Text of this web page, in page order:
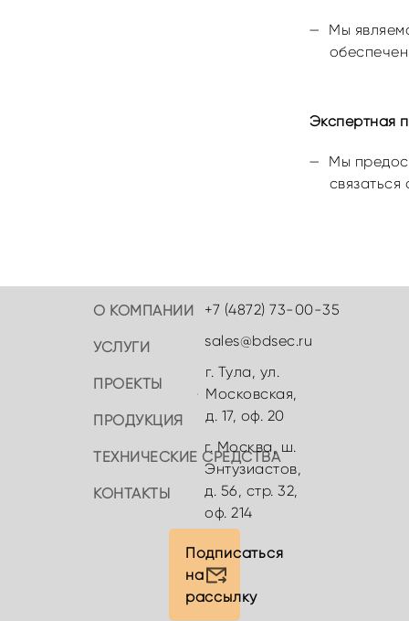
Мы
Экспертная
Мы
О КОМПАНИИ
УСЛУГИ
ПРОЕКТЫ
ПРОДУКЦИЯ
ТЕХНИЧЕСКИЕ СРЕДСТВА
КОНТАКТЫ
+7 (4872) 73-00-35
sales@bdsec.ru
г. Тула, ул.
Московская,
д. 17, оф. 20
г. Москва, ш.
Энтузиастов,
д. 56, стр. 32,
оф. 214
Подписаться
на
рассылку